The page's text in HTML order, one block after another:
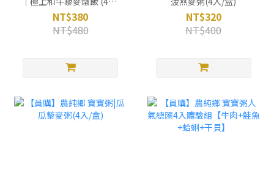
盒)
NT$380
NT$480
NT$320
NT$400